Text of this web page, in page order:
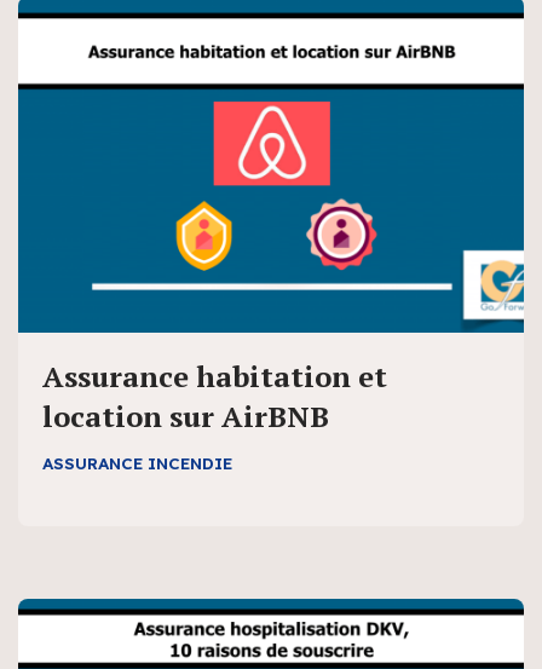
Assurance habitation et
location sur AirBNB
ASSURANCE INCENDIE